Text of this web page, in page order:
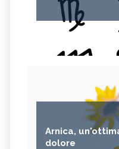
Arnica,
dolore